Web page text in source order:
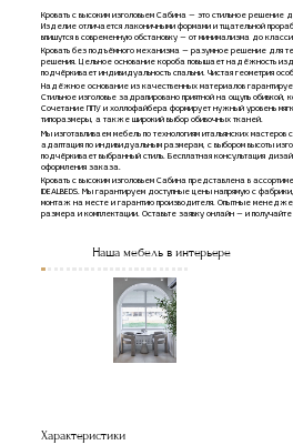
Кровать с высоким изголовьем Сабина — это стильное решение
Изделие отличается лаконичными формами и тщательной
впишутся в современную обстановку — от минимализма до
Кровать без подъёмного механизма — разумное решение для
решения. Цельное основание короба повышает надёжность
подчёркивает индивидуальность спальни. Чистая геометрия
Надёжное основание из качественных материалов
Стильное изголовье задрапировано приятной на ощупь обивкой,
Сочетание ППУ и холлофайбера формирует нужный уровень
типоразмеры, а также широкий выбор обивочных тканей.
Мы изготавливаем мебель по технологиям итальянских
адаптация по индивидуальным размерам, с выбором высоты
подчёркивает выбранный стиль. Бесплатная консультация
оформления заказа.
Кровать с высоким изголовьем Сабина представлена в
IDEALBEDS. Мы гарантируем доступные цены напрямую с
монтаж на месте и гарантию производителя. Опытные
размера и комплектации. Оставьте заявку онлайн — и
Наша мебель в интерьере
Характеристики